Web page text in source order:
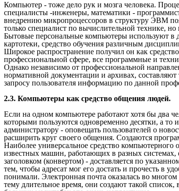
Компьютер - тоже дело рук и мозга человека.
специалисты -инженеры, математики -
внедрению микропроцессоров в структуру ЭВМ
только специалист по вычислительной технике,
Бытовые персональные компьютеры используют в
картотеки, средство обучения различным
Широкое распространение получил он как
профессиональной сфере, все программные и
Однако независимо от профессиональной
нормативной документации и архивах,
запросу пользователя информацию по данной
2.3. Компьютеры как средство общения людей.
Если на одном компьютере работают хотя бы два
которыми пользуются одновременно десятки, а то
администратору - оповещать пользователей о
расширить круг своего общения. Создаются
Наиболее универсальное средство
известных машин, работающих в разных
заголовком (конвертом) - доставляется по
тем, чтобы адресат мог его достать и прочесть в
понимали. Электронная почта оказалась во
тему длительное время, они создают такой